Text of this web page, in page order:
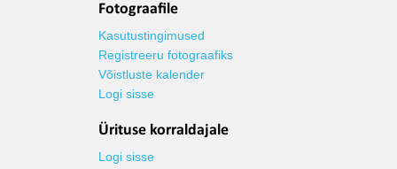
Fotograafile
Kasutustingimused
Registreeru fotograafiks
Võistluste kalender
Logi sisse
Ürituse korraldajale
Logi sisse